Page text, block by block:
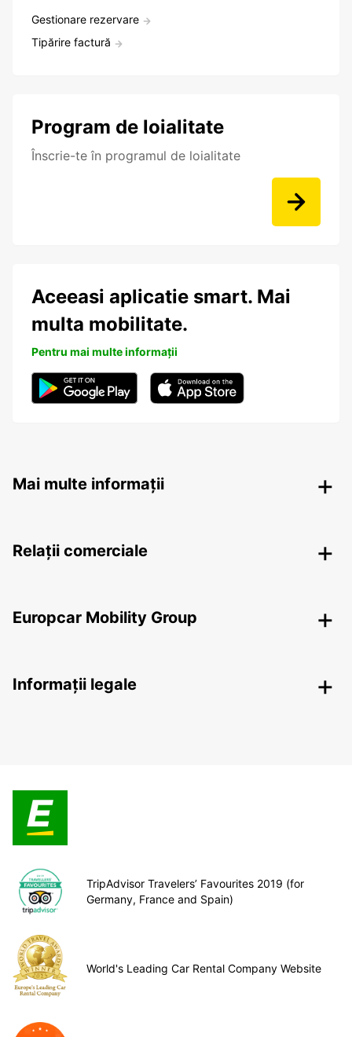
Gestionare rezervare
Tipărire factură
Program de loialitate
Înscrie-te în programul de loialitate
Aceeasi aplicatie smart. Mai
multa mobilitate.
Pentru mai multe informații
Mai multe informații
Relații comerciale
Europcar Mobility Group
Informații legale
TripAdvisor Travelers’ Favourites 2019 (for
Germany, France and Spain)
World's Leading Car Rental Company Website